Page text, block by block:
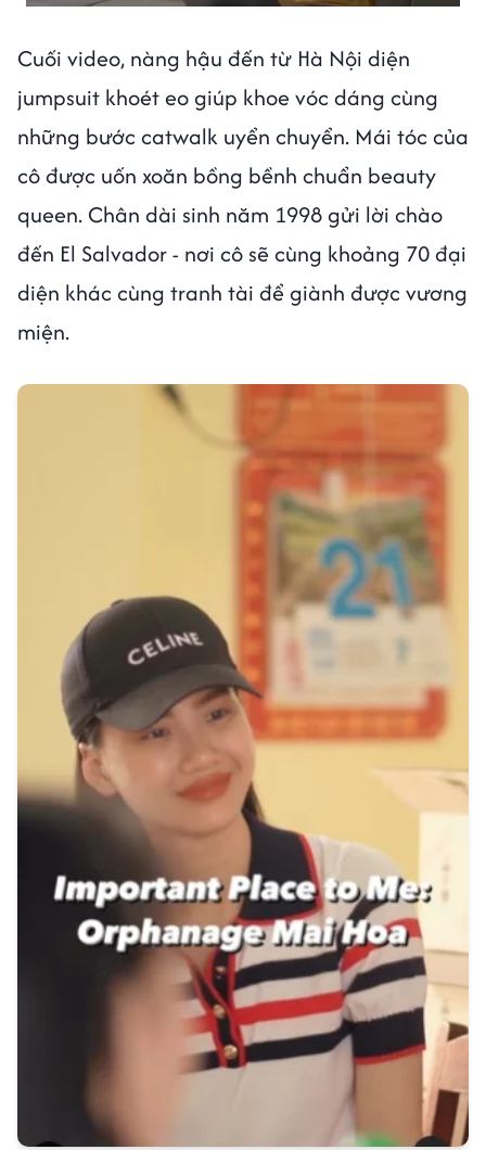
Cuối video, nàng hậu đến từ Hà Nội diện
jumpsuit khoét eo giúp khoe vóc dáng cùng
những bước catwalk uyển chuyển. Mái tóc của
cô được uốn xoăn bồng bềnh chuẩn beauty
queen. Chân dài sinh năm 1998 gửi lời chào
đến El Salvador - nơi cô sẽ cùng khoảng 70 đại
diện khác cùng tranh tài để giành được vương
miện.